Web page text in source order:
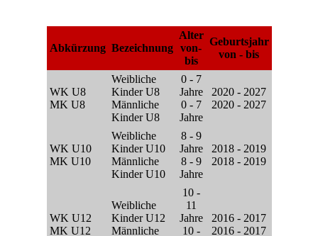
Abkürzung Bezeichnung
Alter
von-
bis
Geburtsjahr
von - bis
WK U8
MK U8
Weibliche
Kinder U8
Männliche
Kinder U8
0 - 7
Jahre
0 - 7
Jahre
2020 - 2027
2020 - 2027
WK U10
MK U10
Weibliche
Kinder U10
Männliche
Kinder U10
8 - 9
Jahre
8 - 9
Jahre
2018 - 2019
2018 - 2019
WK U12
MK U12
Weibliche
Kinder U12
Männliche
10 -
11
Jahre
10 -
2016 - 2017
2016 - 2017